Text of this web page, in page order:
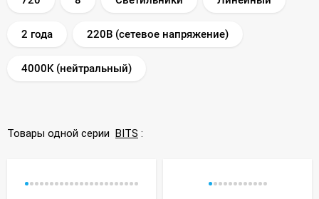
2 года 220В (сетевое напряжение)
4000K (нейтральный)
Товары одной серии BITS :